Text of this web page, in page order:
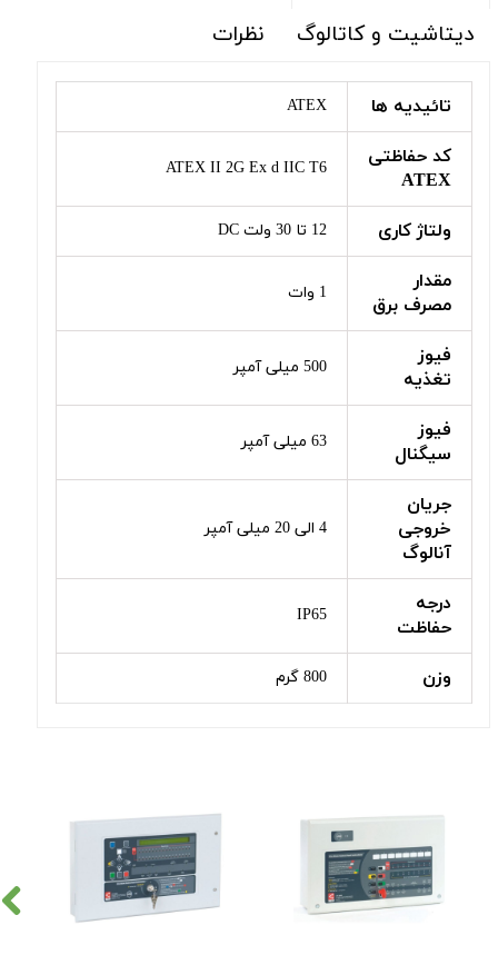
دیتاشیت و کاتالوگ نظرات
تائیدیه ها ATEX
کد حفاظتی
ATEX
ATEX II 2G Ex d IIC T6
ولتاژ کاری 12 تا 30 ولت DC
مقدار
مصرف برق
1 وات
فیوز
تغذیه
500 میلی آمپر
فیوز
سیگنال
63 میلی آمپر
جریان
خروجی
آنالوگ
4 الی 20 میلی آمپر
درجه
حفاظت
IP65
وزن 800 گرم